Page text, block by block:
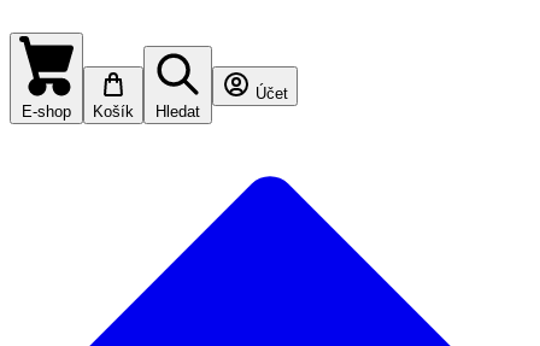
E-shop Košík Hledat
Účet